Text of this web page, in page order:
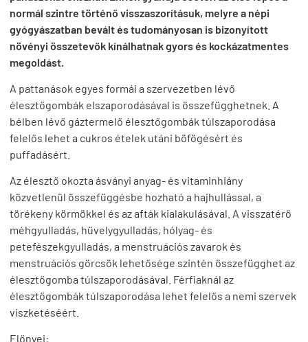
normál szintre történő visszaszorításuk, melyre a népi
gyógyászatban bevált és tudományosan is bizonyított
növényi összetevők kínálhatnak gyors és kockázatmentes
megoldást.
A pattanások egyes formái a szervezetben lévő
élesztőgombák elszaporodásával is összefügghetnek. A
bélben lévő gáztermelő élesztőgombák túlszaporodása
felelős lehet a cukros ételek utáni böfögésért és
puffadásért.
Az élesztő okozta ásványi anyag- és vitaminhiány
közvetlenül összefüggésbe hozható a hajhullással, a
törékeny körmökkel és az afták kialakulásával. A visszatérő
méhgyulladás, hüvelygyulladás, hólyag- és
petefészekgyulladás, a menstruációs zavarok és
menstruációs görcsök lehetősége szintén összefügghet az
élesztőgomba túlszaporodásával. Férfiaknál az
élesztőgombák túlszaporodása lehet felelős a nemi szervek
viszketéséért.
Előnyei: